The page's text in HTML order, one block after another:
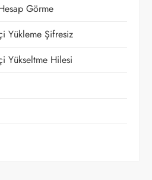
Görme
Yükleme Şifresiz
Yükseltme Hilesi